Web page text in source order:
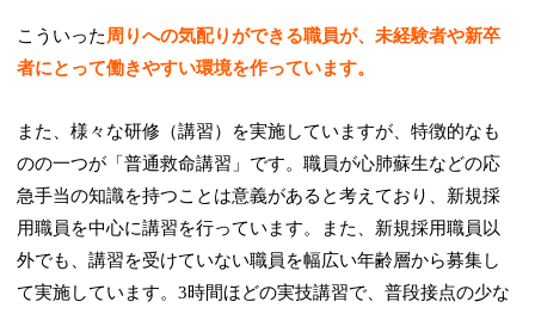
こういった 周りへの気配りができる職員が、未経験者や新卒
者にとって働きやすい環境を作っています。
また、様々な研修（講習）を実施していますが、特徴的なも
のの一つが「普通救命講習」です。職員が心肺蘇生などの応
急手当の知識を持つことは意義があると考えており、新規採
用職員を中心に講習を行っています。また、新規採用職員以
外でも、講習を受けていない職員を幅広い年齢層から募集し
て実施しています。3時間ほどの実技講習で、普段接点の少な